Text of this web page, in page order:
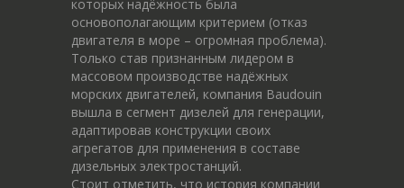
которых надёжность была
основополагающим критерием (отказ
двигателя в море – огромная проблема).
Только став признанным лидером в
массовом производстве надёжных
морских двигателей, компания Baudouin
вышла в сегмент дизелей для генерации,
адаптировав конструкции своих
агрегатов для применения в составе
дизельных электростанций.
Стоит отметить, что история компании